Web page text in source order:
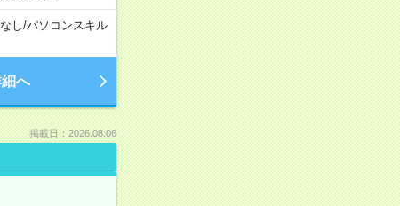
し/パソコンスキル
へ
掲載日：2026.08.06